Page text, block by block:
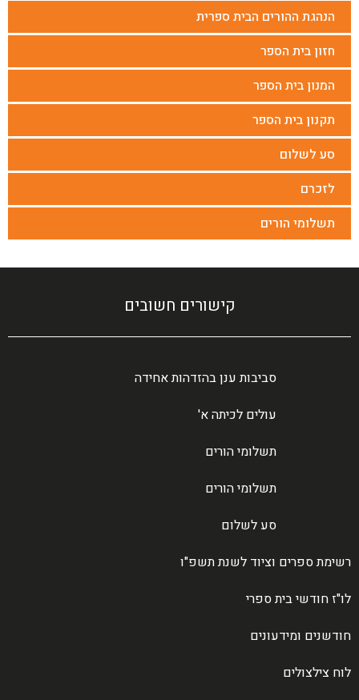
הנהגת ההורים הבית ספרית
חזון בית הספר
המנון בית הספר
תקנון בית הספר
סע לשלום
לזכרם
תשלומי הורים
קישורים חשובים
סביבות ענן בהזדהות אחידה
עולים לכיתה א'
תשלומי הורים
תשלומי הורים
סע לשלום
רשימת ספרים וציוד לשנת תשפ"ו
לו"ז חודשי בית ספרי
חודשנים ומידעונים
לוח צילצולים